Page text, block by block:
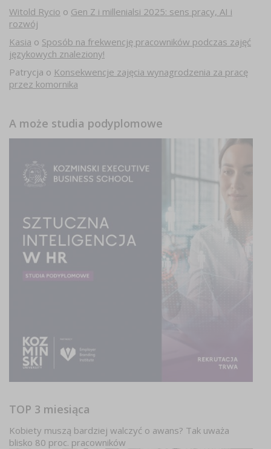
Witold Rycio o Gen Z i millenialsi 2025: sens pracy, AI i
rozwój
Kasia o Sposób na frekwencję pracowników podczas zajęć
językowych znaleziony!
Patrycja o Konsekwencje zajęcia wynagrodzenia za pracę
przez komornika
A może studia podyplomowe
TOP 3 miesiąca
Kobiety muszą bardziej walczyć o awans? Tak uważa
blisko 80 proc. pracowników